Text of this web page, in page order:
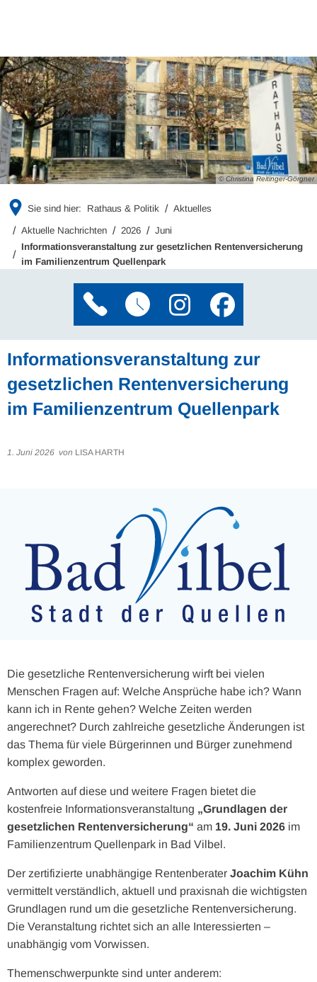
© Christina Reitinger-Görgner
Sie sind hier: Rathaus & Politik Aktuelles
Aktuelle Nachrichten 2026
Juni
Informationsveranstaltung zur gesetzlichen Rentenversicherung
im Familienzentrum Quellenpark
Informationsveranstaltung zur
gesetzlichen Rentenversicherung
im Familienzentrum Quellenpark
1. Juni 2026 von LISA HARTH
Die gesetzliche Rentenversicherung wirft bei vielen
Menschen Fragen auf: Welche Ansprüche habe ich? Wann
kann ich in Rente gehen? Welche Zeiten werden
angerechnet? Durch zahlreiche gesetzliche Änderungen ist
das Thema für viele Bürgerinnen und Bürger zunehmend
komplex geworden.
Antworten auf diese und weitere Fragen bietet die
kostenfreie Informationsveranstaltung „Grundlagen der
gesetzlichen Rentenversicherung“ am 19. Juni 2026 im
Familienzentrum Quellenpark in Bad Vilbel.
Der zertifizierte unabhängige Rentenberater Joachim Kühn
vermittelt verständlich, aktuell und praxisnah die wichtigsten
Grundlagen rund um die gesetzliche Rentenversicherung.
Die Veranstaltung richtet sich an alle Interessierten –
unabhängig vom Vorwissen.
Themenschwerpunkte sind unter anderem: